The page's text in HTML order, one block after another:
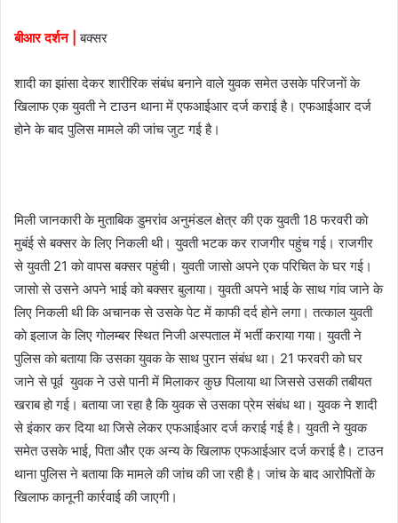
l
बीआर दर्शन | बक्सर
शादी का झांसा देकर शारीरिक संबंध बनाने वाले युवक समेत उसके परिजनाें के
खिलाफ एक युवती ने टाउन थाना में एफआईआर दर्ज कराई है। एफआईआर दर्ज
हाेने के बाद पुलिस मामले की जांच जुट गई है।
मिली जानकारी के मुताबिक डुमरांव अनुमंडल क्षेत्र की एक युवती 18 फरवरी काे
मुबंई से बक्सर के लिए निकली थी। युवती भटक कर राजगीर पहुंच गई। राजगीर
से युवती 21 काे वापस बक्सर पहुंची। युवती जासाे अपने एक परिचित के घर गई।
जासाे से उसने अपने भाई काे बक्सर बुलाया। युवती अपने भाई के साथ गांव जाने के
लिए निकली थी कि अचानक से उसके पेट में काफी दर्द हाेने लगा। तत्काल युवती
काे इलाज के लिए गाेलम्बर स्थित निजी अस्पताल में भर्ती कराया गया। युवती ने
पुलिस काे बताया कि उसका युवक के साथ पुरान संबंध था। 21 फरवरी को घर
जाने से पूर्व युवक ने उसे पानी में मिलाकर कुछ पिलाया था जिससे उसकी तबीयत
खराब हाे गई। बताया जा रहा है कि युवक से उसका प्रेम संबंध था। युवक ने शादी
से इंकार कर दिया था जिसे लेकर एफआईआर दर्ज कराई गई है। युवती ने युवक
समेत उसके भाई, पिता और एक अन्य के खिलाफ एफआईआर दर्ज कराई है। टाउन
थाना पुलिस ने बताया कि मामले की जांच की जा रही है। जांच के बाद आरोपितों के
खिलाफ कानूनी कार्रवाई की जाएगी।